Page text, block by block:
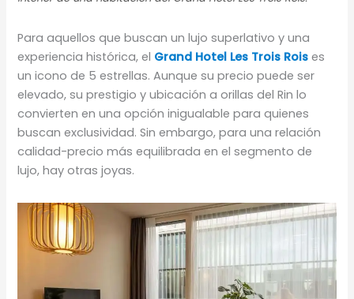
Para aquellos que buscan un lujo superlativo y una
experiencia histórica, el Grand Hotel Les Trois Rois es
un icono de 5 estrellas. Aunque su precio puede ser
elevado, su prestigio y ubicación a orillas del Rin lo
convierten en una opción inigualable para quienes
buscan exclusividad. Sin embargo, para una relación
calidad-precio más equilibrada en el segmento de
lujo, hay otras joyas.